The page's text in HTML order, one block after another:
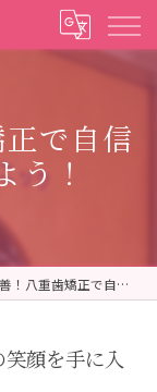
で自信
う！
矯正で自信の笑顔を手に入れよう！
顔を手に入